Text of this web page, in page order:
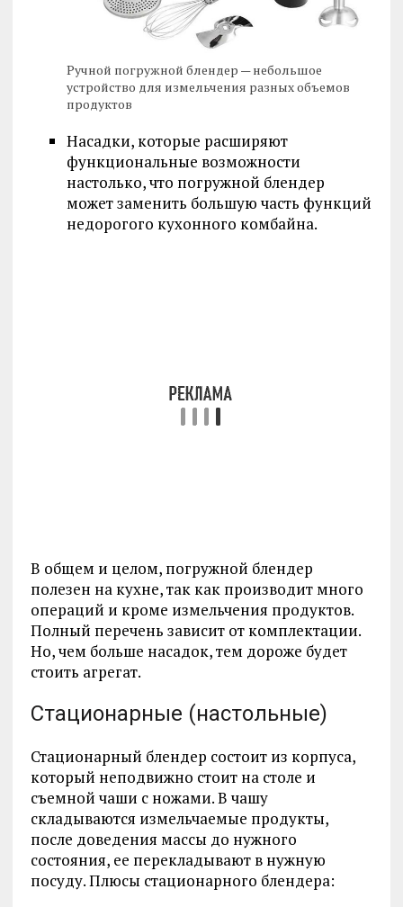
Ручной погружной блендер — небольшое
устройство для измельчения разных объемов
продуктов
Насадки, которые расширяют
функциональные возможности
настолько, что погружной блендер
может заменить большую часть функций
недорогого кухонного комбайна.
В общем и целом, погружной блендер
полезен на кухне, так как производит много
операций и кроме измельчения продуктов.
Полный перечень зависит от комплектации.
Но, чем больше насадок, тем дороже будет
стоить агрегат.
Стационарные (настольные)
Стационарный блендер состоит из корпуса,
который неподвижно стоит на столе и
съемной чаши с ножами. В чашу
складываются измельчаемые продукты,
после доведения массы до нужного
состояния, ее перекладывают в нужную
посуду. Плюсы стационарного блендера: